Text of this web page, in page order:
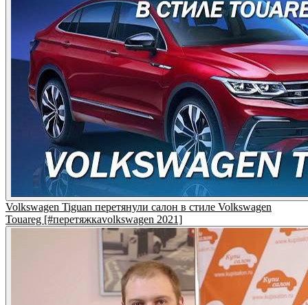
Volkswagen Tiguan перетянули салон в стиле Volkswagen
Touareg [#перетяжкаvolkswagen 2021]